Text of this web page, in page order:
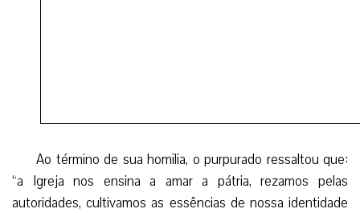
Ao término de sua homilia, o purpurado ressaltou que:
“a Igreja nos ensina a amar a pátria, rezamos pelas
autoridades, cultivamos as essências de nossa identidade